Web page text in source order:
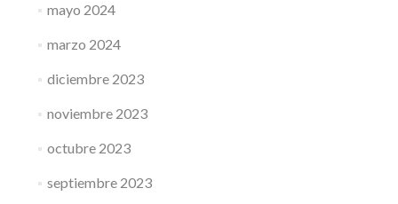
mayo 2024
marzo 2024
diciembre 2023
noviembre 2023
octubre 2023
septiembre 2023